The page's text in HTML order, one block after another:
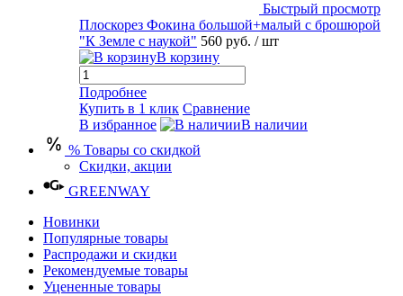
Быстрый просмотр
Плоскорез Фокина большой+малый с брошюрой
"К Земле с наукой" 560 руб. / шт
В корзину
Подробнее
Купить в 1 клик Сравнение
В избранное
В наличии
% Товары со скидкой
Скидки, акции
GREENWAY
Новинки
Популярные товары
Распродажи и скидки
Рекомендуемые товары
Уцененные товары